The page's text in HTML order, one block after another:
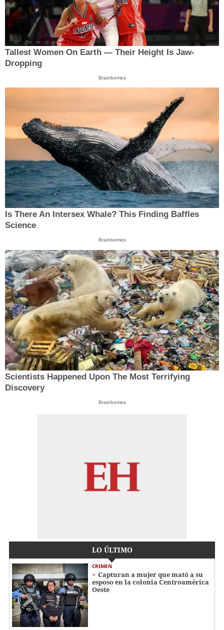
Tallest Women On Earth — Their Height Is Jaw-
Dropping
Brainberries
Is There An Intersex Whale? This Finding Baffles
Science
Brainberries
Scientists Happened Upon The Most Terrifying
Discovery
Brainberries
LO ÚLTIMO
CRIMEN
Capturan a mujer que mató a su
esposo en la colonia Centroamérica
Oeste